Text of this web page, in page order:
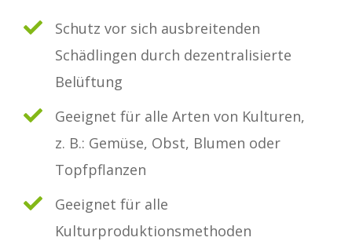
Schutz vor sich ausbreitenden
Schädlingen durch dezentralisierte
Belüftung
Geeignet für alle Arten von Kulturen,
z. B.: Gemüse, Obst, Blumen oder
Topfpflanzen
Geeignet für alle
Kulturproduktionsmethoden